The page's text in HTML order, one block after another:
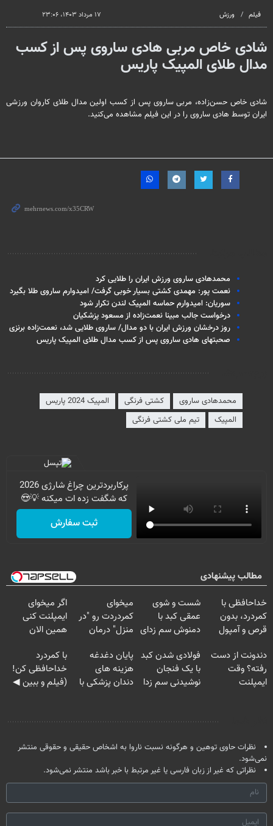
فیلم ورزش ۱۷ مرداد ۱۴۰۳، ۲۳:۰۶
شادی خاص مربی هادی ساروی پس از کسب
مدال طلای المپیک پاریس
شادی خاص حسن‌زاده، مربی ساروی پس از کسب اولین مدال طلای کاروان ورزشی
ایران توسط هادی ساروی را در این فیلم مشاهده می‌کنید.
محمدهادی ساروی ورزش ایران را طلایی کرد
نعمت پور: مهمدی کشتی بسیار خوبی گرفت/ امیدوارم ساروی طلا بگیرد
سوریان: امیدوارم حماسه المپیک لندن تکرار شود
درخواست جالب مبینا نعمت‌زاده از مسعود پزشکیان
روز درخشان ورزش ایران با دو مدال/ ساروی طلایی شد، نعمت‌زاده برنزی
صحبتهای هادی ساروی پس از کسب مدال طلای المپیک پاریس
محمدهادی ساروی کشتی فرنگی
المپیک 2024 پاریس
المپیک
تیم ملی کشتی فرنگی
پرکاربردترین چراغ شارژی 2026
که شگفت زده ات میکنه 💡😍
ثبت سفارش
مطالب پیشنهادی
Image failed to
خداحافظی با
کمردرد، بدون
قرص و آمپول
Image failed to
شست و شوی
عمقی کبد با
دمنوش سم زدای
Image failed to
میخوای
کمردردت رو "در
منزل" درمان
◂پرسش‌نامه)
Image failed to
load
اگر میخوای
ایمپلنت کنی
همین الان
۲۵ میلیون
تومان!!!
Image failed to
دندونت از دست
رفته؟ وقت
ایمپلنت
Image failed to
load
فولادی شدن کبد
با یک فنجان
نوشیدنی سم زدا
Image failed to
پایان دغدغه
هزینه های
دندان پزشکی با
Image failed to
با کمردرد
خداحافظی کن!
(فیلم و ببین ◀
نظرات حاوی توهین و هرگونه نسبت ناروا به اشخاص حقیقی و حقوقی منتشر
نمی‌شود.
نظراتی که غیر از زبان فارسی یا غیر مرتبط با خبر باشد منتشر نمی‌شود.